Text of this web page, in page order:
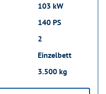
103 kW
140 PS
2
Einzelbett
3.500 kg